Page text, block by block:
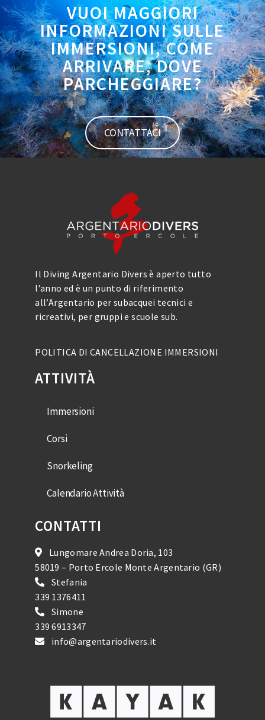
VUOI MAGGIORI
INFORMAZIONI SULLE
IMMERSIONI, COME
ARRIVARE, DOVE
PARCHEGGIARE?
CONTATTACI
Il Diving Argentario Divers è aperto tutto
l’anno ed è un punto di riferimento
all’Argentario per subacquei tecnici e
ricreativi, per gruppi e scuole sub.
POLITICA DI CANCELLAZIONE IMMERSIONI
ATTIVITÀ
Immersioni
Corsi
Snorkeling
Calendario Attività
CONTATTI
Lungomare Andrea Doria, 103
58019 – Porto Ercole Monte Argentario (GR)
Stefania
339 1376411
Simone
339 6913347
info@argentariodivers.it